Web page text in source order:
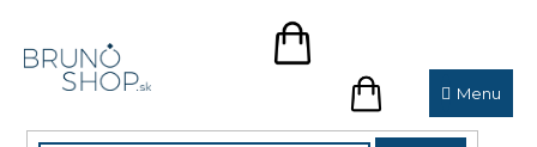
obsah
NÁKUPNÝ
NÁKUPNÝ
KOŠÍK